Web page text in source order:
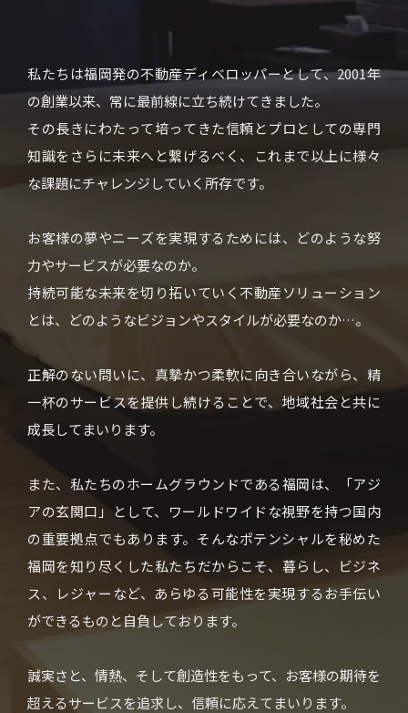
私たちは福岡発の不動産ディベロッパーとして、2001年
の創業以来、常に最前線に立ち続けてきました。
その長きにわたって培ってきた信頼とプロとしての専門
知識をさらに未来へと繋げるべく、これまで以上に様々
な課題にチャレンジしていく所存です。
お客様の夢やニーズを実現するためには、どのような努
力やサービスが必要なのか。
持続可能な未来を切り拓いていく不動産ソリューション
とは、どのようなビジョンやスタイルが必要なのか…。
正解のない問いに、真摯かつ柔軟に向き合いながら、精
一杯のサービスを提供し続けることで、地域社会と共に
成長してまいります。
また、私たちのホームグラウンドである福岡は、「アジ
アの玄関口」として、ワールドワイドな視野を持つ国内
の重要拠点でもあります。そんなポテンシャルを秘めた
福岡を知り尽くした私たちだからこそ、暮らし、ビジネ
ス、レジャーなど、あらゆる可能性を実現するお手伝い
ができるものと自負しております。
誠実さと、情熱、そして創造性をもって、お客様の期待を
超えるサービスを追求し、信頼に応えてまいります。